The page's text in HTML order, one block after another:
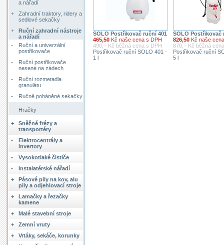
SOLO Postřikovač ruční 401
465,50 Kč naše cena s DPH
490,– Kč běžná cena s DPH
Postřikovač ruční SOLO 401 -
1 l
SOLO Postřikovač
826,50 Kč naše
870,– Kč běžná
Postřikovač ruční
5 l
a nářadí
+
Zahradní traktory, ridery a
sedlové sekačky
+
Ruční zahradní nástroje
a nářadí
-
Ruční a univerzální
postřikovače
-
Ruční postřikovače
nesené na zádech
-
Ruční rozmetadla
granulátu
-
Ručně poháněné sekačky
- Hračky
+
Sněžné frézy a
transportéry
-
Elektrocentrály a
invertory
-
Vysokotlaké čističe
-
Instalatérské nářadí
+
Pásové pily na kov, alu
pily a odjehlovací stroje
+
Lamačky a řezačky
kamene
+
Malé stavební stroje
+
Zemní vruty
+
Vrtáky, sekáče, korunky